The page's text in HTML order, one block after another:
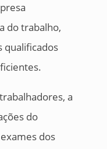
do trabalho,
qualificados
a
do
dos